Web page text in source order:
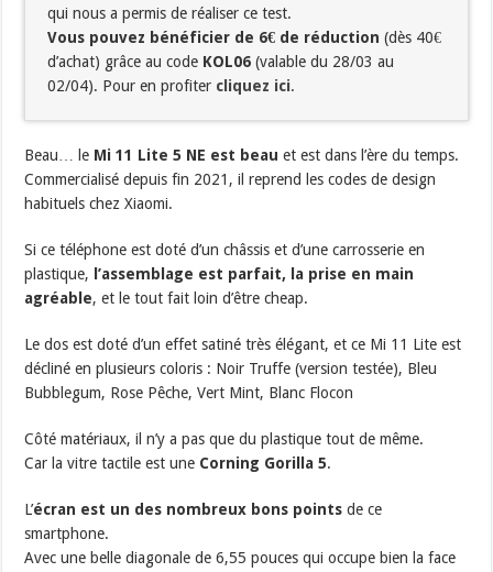
qui nous a permis de réaliser ce test.
Vous pouvez bénéficier de 6€ de réduction (dès 40€
d’achat) grâce au code KOL06 (valable du 28/03 au
02/04). Pour en profiter cliquez ici.
Beau… le Mi 11 Lite 5 NE est beau et est dans l’ère du temps.
Commercialisé depuis fin 2021, il reprend les codes de design
habituels chez Xiaomi.
Si ce téléphone est doté d’un châssis et d’une carrosserie en
plastique, l’assemblage est parfait, la prise en main
agréable, et le tout fait loin d’être cheap.
Le dos est doté d’un effet satiné très élégant, et ce Mi 11 Lite est
décliné en plusieurs coloris : Noir Truffe (version testée), Bleu
Bubblegum, Rose Pêche, Vert Mint, Blanc Flocon
Côté matériaux, il n’y a pas que du plastique tout de même.
Car la vitre tactile est une Corning Gorilla 5.
L’écran est un des nombreux bons points de ce
smartphone.
Avec une belle diagonale de 6,55 pouces qui occupe bien la face